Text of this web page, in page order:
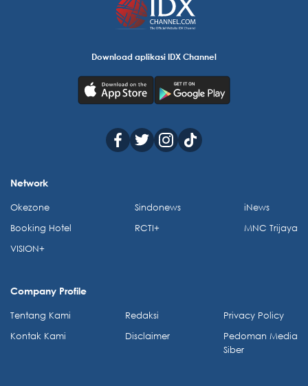
Download aplikasi IDX Channel
Network
Okezone
Booking Hotel
VISION+
Sindonews
RCTI+
iNews
MNC Trijaya
Company Profile
Tentang Kami
Kontak Kami
Redaksi
Disclaimer
Privacy Policy
Pedoman Media
Siber